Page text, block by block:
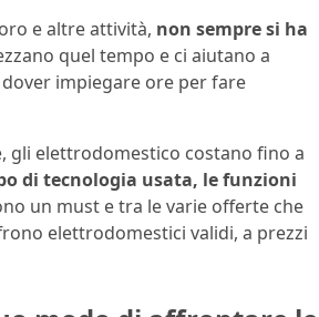
e altre attività, non sempre si ha
quel tempo e ci aiutano a
impiegare ore per fare
gli elettrodomestico costano fino a
di tecnologia usata, le funzioni
un must e tra le varie offerte che
elettrodomestici validi, a prezzi